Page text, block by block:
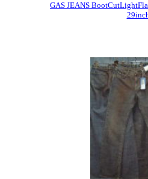
GAS JEANS